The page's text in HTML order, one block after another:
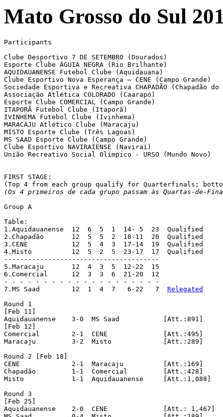
Mato Grosso do Sul
Participants
Clube Desportivo 7 DE SETEMBRO (Dourados)
Esporte Clube ÁGUIA NEGRA (Rio Brilhante)
AQUIDAUANENSE Futebol Clube (Aquidauana)
Clube Esportivo Nova Esperança – CENE (Campo Grande)
Sociedade Esportiva e Recreativa CHAPADÃO (Chapadão
Associação Atlética COLORADO (Caarapó)
Esporte Clube COMERCIAL (Campo Grande)
ITAPORÃ Futebol Clube (Itaporã)
IVINHEMA Futebol Clube (Ivinhema)
MARACAJU Atlético Clube (Maracaju)
MISTO Esporte Clube (Três Lagoas)
MS SAAD Esporte Clube (Campo Grande)
Clube Esportivo NAVIRAIENSE (Naviraí)
União Recreativo Social Olímpico - URSO (Mundo Novo)
FIRST STAGE:
(Top 4 from each group qualify for Quarterfinals;
(Os 4 primeiros de cada grupo passam às Quartas-de-
Group A
Table:
1.Aquidauanense  12  6  5  1  14- 5  23  Qualified
2.Chapadão 	 12  5  5  2  18-11  20  Qualified
3.CENE 		 12  5  4  3  17-14  19  Qualified
4.Misto 	 12  5  2  5  23-17  17  Qualified
---------------------------------------
5.Maracaju 	 12  4  3  5  12-22  15
6.Comercial 	 12  3  3  6  21-20  12
- - - - - - - - - - - - - - - - - - - -
7.MS Saad 	 12  1  4  7   6-22   7 Relegated
Round 1
[Feb 11]
Aquidauanense	 3-0  MS Saad		[Att.:891]
[Feb 12]
Comercial	 2-1  CENE		[Att.:495]
Maracaju	 3-2  Misto		[Att.:289]
Round 2 [Feb 18]
CENE		 2-1  Maracaju		[Att.:169]
Chapadão	 1-1  Comercial		[Att.:428]
Misto		 1-1  Aquidauanense	[Att.:1,088]
Round 3
[Feb 25]
Aquidauanense	 2-0  CENE		[Att.: 1,467]